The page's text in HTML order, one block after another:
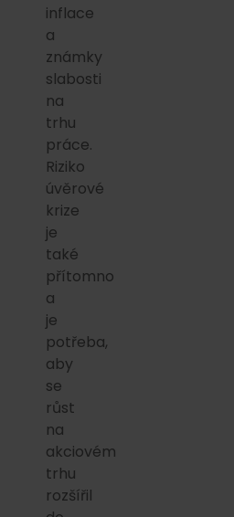
inflace
a
známky
slabosti
na
trhu
práce.
Riziko
úvěrové
krize
je
také
přítomno
a
je
potřeba,
aby
se
růst
na
akciovém
trhu
rozšířil